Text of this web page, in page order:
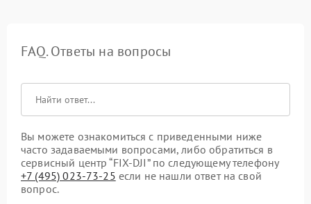
FAQ. Ответы на вопросы
Вы можете ознакомиться с приведенными ниже
часто задаваемыми вопросами, либо обратиться в
сервисный центр “FIX-DJI” по следующему телефону
+7 (495) 023-73-25 если не нашли ответ на свой
вопрос.